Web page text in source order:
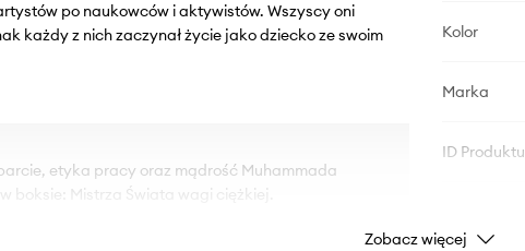
po naukowców i aktywistów. Wszyscy oni
każdy z nich zaczynał życie jako dziecko ze swoim
etyka pracy oraz mądrość Muhammada
boksie: Mistrza Świata wagi ciężkiej.
Kolor
Marka
ID Produktu
Zobacz więcej